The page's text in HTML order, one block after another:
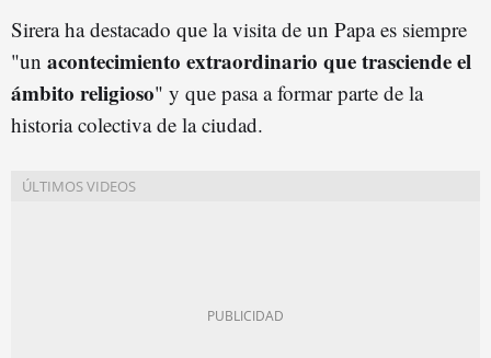
Sirera ha destacado que la visita de un Papa es siempre
"un acontecimiento extraordinario que trasciende el
ámbito religioso" y que pasa a formar parte de la
historia colectiva de la ciudad.